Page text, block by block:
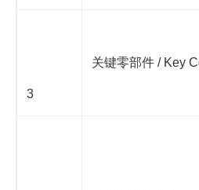
3
关键零部件 / Key